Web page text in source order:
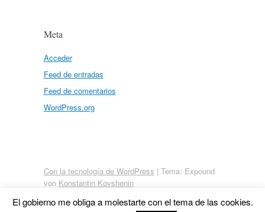
Meta
Acceder
Feed de entradas
Feed de comentarios
WordPress.org
Con la tecnología de WordPress | Tema: Expound
von Konstantin Kovshenin
El gobierno me obliga a molestarte con el tema de las cookies.